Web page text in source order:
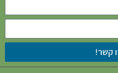
קשר!